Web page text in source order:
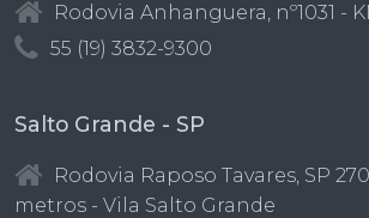
Rodovia Anhanguera, nº1031 -
55 (19) 3832-9300
Salto Grande - SP
Rodovia Raposo Tavares, SP
metros - Vila Salto Grande